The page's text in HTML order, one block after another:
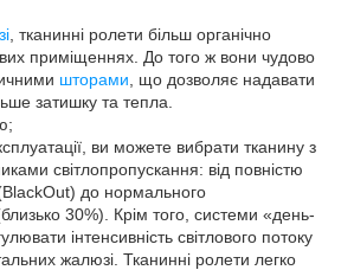
, тканинні ролети більш органічно
приміщеннях. До того ж вони чудово
шторами , що дозволяє надавати
затишку та тепла.
ви можете вибрати тканину з
світлопропускання: від повністю
до нормального
30%). Крім того, системи «день-
інтенсивність світлового потоку
жалюзі. Тканинні ролети легко